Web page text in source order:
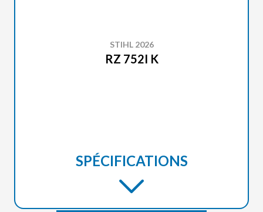
STIHL 2026
RZ 752I K
SPÉCIFICATIONS